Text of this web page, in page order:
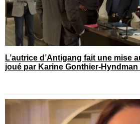
L’autrice d’Antigang fait une mise
joué par Karine Gonthier-